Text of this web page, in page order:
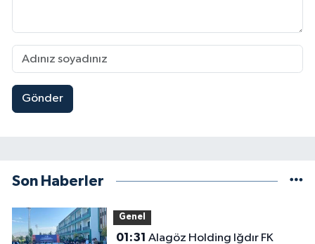
Gönder
Son Haberler
Genel
01:31